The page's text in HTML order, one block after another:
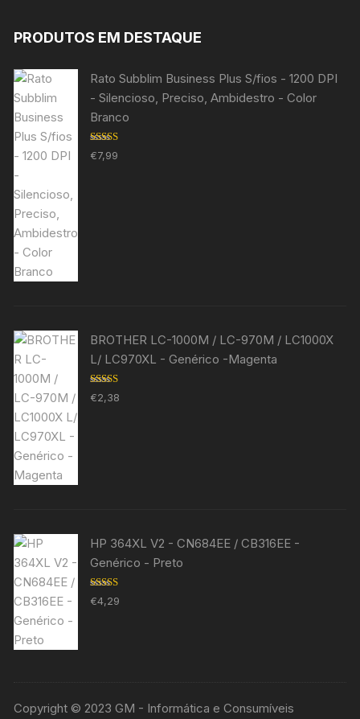
PRODUTOS EM DESTAQUE
Rato Subblim Business Plus S/fios - 1200 DPI
- Silencioso, Preciso, Ambidestro - Color
Branco
Avaliação
5.00de 5
€7,99
BROTHER LC-1000M / LC-970M / LC1000X
L/ LC970XL - Genérico -Magenta
Avaliação
5.00de 5
€2,38
HP 364XL V2 - CN684EE / CB316EE -
Genérico - Preto
Avaliação
5.00de 5
€4,29
Copyright © 2023 GM - Informática e Consumíveis